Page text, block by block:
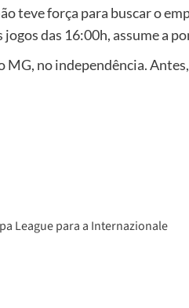
teve força para buscar o
das 16:00h, assume a
no independência.
League para a Internazionale